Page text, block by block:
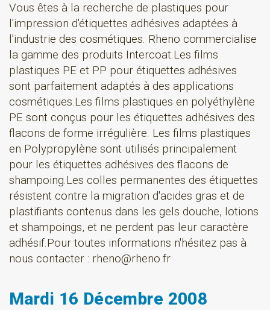
Vous êtes à la recherche de plastiques pour
l'impression d'étiquettes adhésives adaptées à
l'industrie des cosmétiques. Rheno commercialise
la gamme des produits Intercoat.Les films
plastiques PE et PP pour étiquettes adhésives
sont parfaitement adaptés à des applications
cosmétiques.Les films plastiques en polyéthylène
PE sont conçus pour les étiquettes adhésives des
flacons de forme irrégulière. Les films plastiques
en Polypropylène sont utilisés principalement
pour les étiquettes adhésives des flacons de
shampoing.Les colles permanentes des étiquettes
résistent contre la migration d'acides gras et de
plastifiants contenus dans les gels douche, lotions
et shampoings, et ne perdent pas leur caractère
adhésif.Pour toutes informations n'hésitez pas à
nous contacter : rheno@rheno.fr
Mardi 16 Décembre 2008